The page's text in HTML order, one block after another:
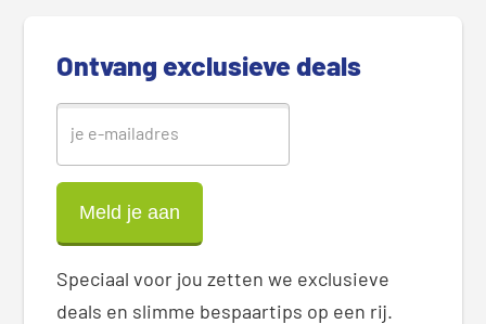
Ontvang exclusieve deals
Speciaal voor jou zetten we exclusieve
deals en slimme bespaartips op een rij.